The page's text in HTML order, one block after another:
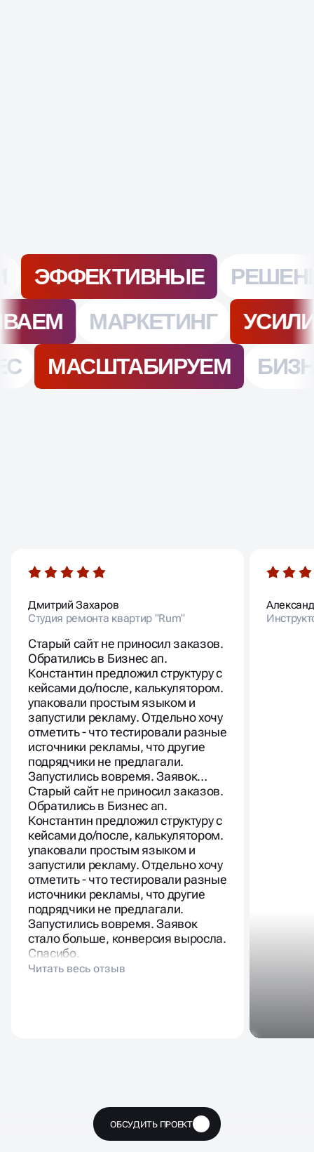
Дмитрий Захаров
Студия ремонта квартир "Rum"
Старый сайт не приносил заказов.
Обратились в Бизнес ап.
Константин предложил структуру с
кейсами до/после, калькулятором.
упаковали простым языком и
запустили рекламу. Отдельно хочу
отметить - что тестировали разные
источники рекламы, что другие
подрядчики не предлагали.
Запустились вовремя. Заявок…
Старый сайт не приносил заказов.
Обратились в Бизнес ап.
Константин предложил структуру с
кейсами до/после, калькулятором.
упаковали простым языком и
запустили рекламу. Отдельно хочу
отметить - что тестировали разные
источники рекламы, что другие
подрядчики не предлагали.
Запустились вовремя. Заявок
стало больше, конверсия выросла.
Спасибо.
Масштабирование
процесса
ОБСУДИТЬ ПРОЕКТ